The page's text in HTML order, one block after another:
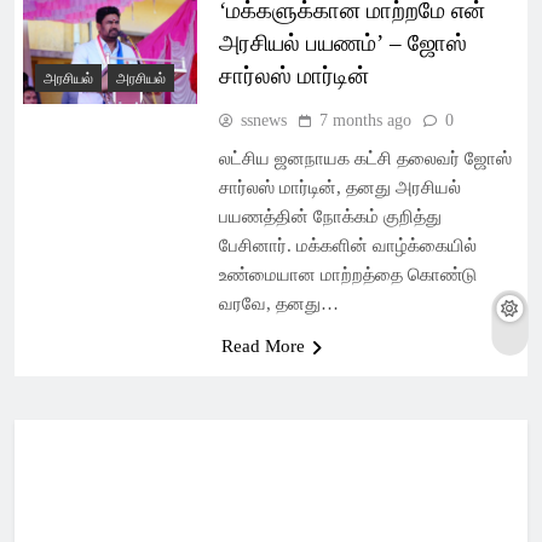
அரசியல் அரசியல்
‘மக்களுக்கான மாற்றமே என்
அரசியல் பயணம்’ – ஜோஸ்
சார்லஸ் மார்டின்
ssnews 7 months ago 0
லட்சிய ஜனநாயக கட்சி தலைவர் ஜோஸ்
சார்லஸ் மார்டின், தனது அரசியல்
பயணத்தின் நோக்கம் குறித்து
பேசினார். மக்களின் வாழ்க்கையில்
உண்மையான மாற்றத்தை கொண்டு
வரவே, தனது…
Read More